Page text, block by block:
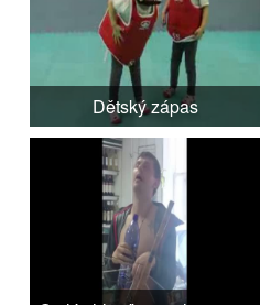
Dětský zápas